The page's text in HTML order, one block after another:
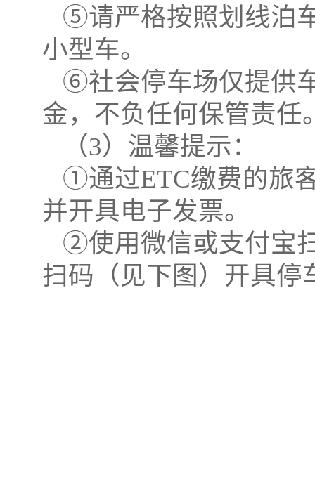
⑤请严格按照划线泊
小型车。
⑥社会停车场仅提供
金，不负任何保管责任
（3）温馨提示：
①通过ETC缴费的旅
并开具电子发票。
②使用微信或支付宝
扫码（见下图）开具停